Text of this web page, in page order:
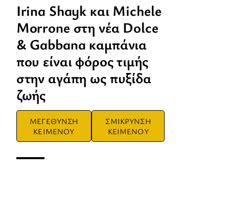
Irina Shayk και Michele
Morrone στη νέα Dolce
& Gabbana καμπάνια
που είναι φόρος τιμής
στην αγάπη ως πυξίδα
ζωής
ΜΕΓΕΘΥΝΣΗ
ΚΕΙΜΕΝΟΥ
ΣΜΙΚΡΥΝΣΗ
ΚΕΙΜΕΝΟΥ